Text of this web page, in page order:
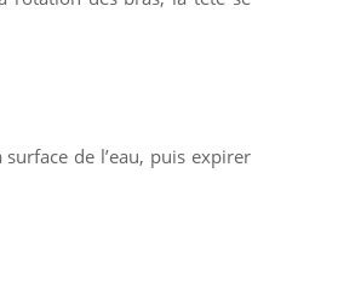
de l’eau, puis expirer